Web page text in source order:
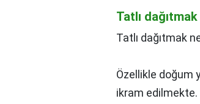
Tatlı
Tatlı dağıtmak
Özellikle doğum
ikram edilmekte.